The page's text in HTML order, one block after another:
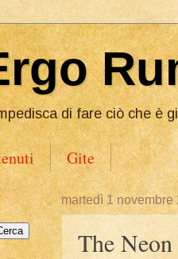
di fare ciò che è
Gite
martedì 1 novembre
The